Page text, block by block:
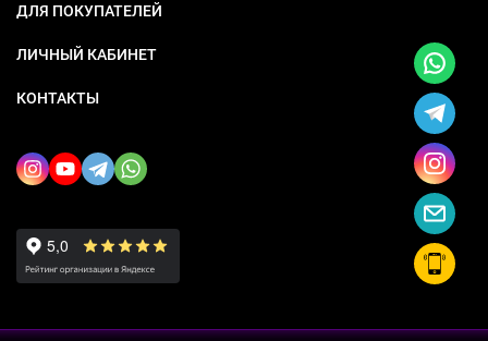
ДЛЯ ПОКУПАТЕЛЕЙ
ЛИЧНЫЙ КАБИНЕТ
КОНТАКТЫ